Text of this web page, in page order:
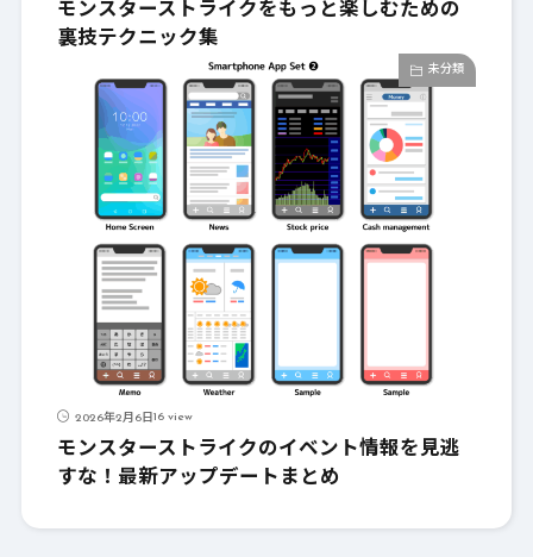
モンスターストライクをもっと楽しむための
裏技テクニック集
未分類
2026年2月6日16 view
モンスターストライクのイベント情報を見逃
すな！最新アップデートまとめ